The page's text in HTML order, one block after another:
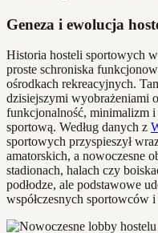
Geneza i ewolucja
Historia hosteli sportowych
proste schroniska
ośrodkach rekreacyjnych.
dzisiejszymi wyobrażeniami
funkcjonalność, minimalizm i
sportową. Według danych z
sportowych przyspieszył
amatorskich, a nowoczesne
stadionach, halach czy
podłodze, ale podstawowe
współczesnych sportowców